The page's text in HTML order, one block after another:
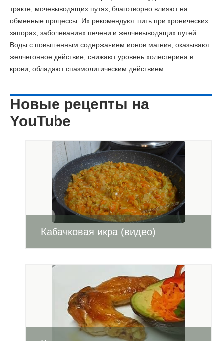
тракте, мочевыводящих путях, благотворно влияют на
обменные процессы. Их рекомендуют пить при хронических
запорах, заболеваниях печени и желчевыводящих путей.
Воды с повышенным содержанием ионов магния, оказывают
желчегонное действие, снижают уровень холестерина в
крови, обладают спазмолитическим действием.
Новые рецепты на
YouTube
Кабачковая икра (видео)